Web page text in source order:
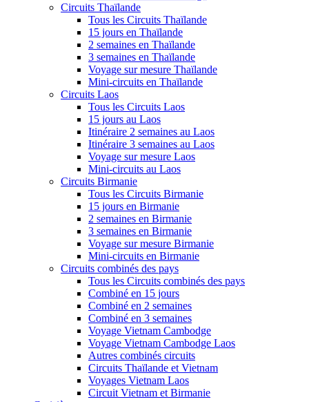
Circuits Thaïlande
Tous les Circuits Thaïlande
15 jours en Thaïlande
2 semaines en Thaïlande
3 semaines en Thaïlande
Voyage sur mesure Thaïlande
Mini-circuits en Thaïlande
Circuits Laos
Tous les Circuits Laos
15 jours au Laos
Itinéraire 2 semaines au Laos
Itinéraire 3 semaines au Laos
Voyage sur mesure Laos
Mini-circuits au Laos
Circuits Birmanie
Tous les Circuits Birmanie
15 jours en Birmanie
2 semaines en Birmanie
3 semaines en Birmanie
Voyage sur mesure Birmanie
Mini-circuits en Birmanie
Circuits combinés des pays
Tous les Circuits combinés des pays
Combiné en 15 jours
Combiné en 2 semaines
Combiné en 3 semaines
Voyage Vietnam Cambodge
Voyage Vietnam Cambodge Laos
Autres combinés circuits
Circuits Thaïlande et Vietnam
Voyages Vietnam Laos
Circuit Vietnam et Birmanie